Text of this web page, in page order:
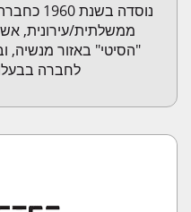
נוסדה
ממשלתית/עירונית,
לחברה